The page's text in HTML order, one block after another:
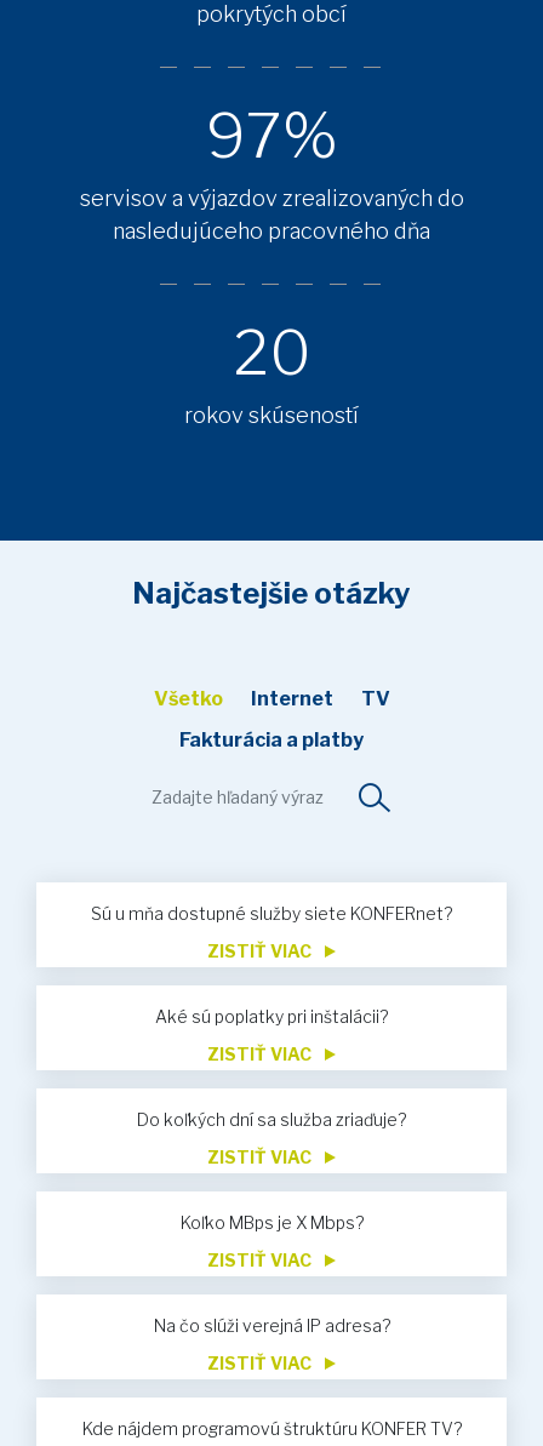
pokrytých obcí
97%
servisov a výjazdov zrealizovaných do
nasledujúceho pracovného dňa
20
rokov skúseností
Najčastejšie otázky
Všetko Internet
TV
Fakturácia a platby
Sú u mňa dostupné služby siete KONFERnet?
ZISTIŤ VIAC
Aké sú poplatky pri inštalácii?
ZISTIŤ VIAC
Do koľkých dní sa služba zriaďuje?
ZISTIŤ VIAC
Koľko MBps je X Mbps?
ZISTIŤ VIAC
Na čo slúži verejná IP adresa?
ZISTIŤ VIAC
Kde nájdem programovú štruktúru KONFER TV?